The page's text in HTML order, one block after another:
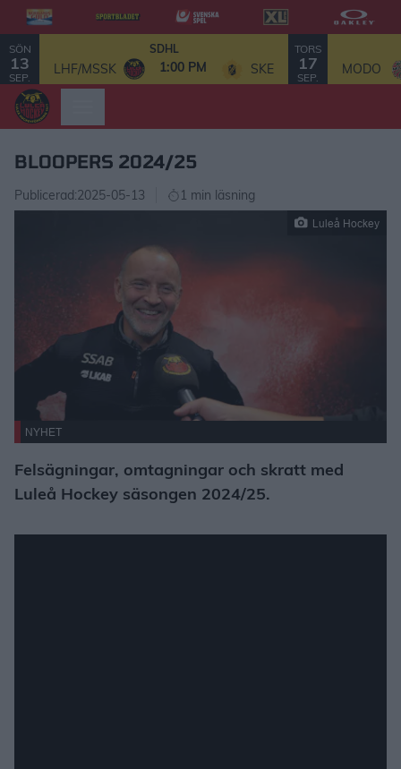
SÖN
13
SEP.
SDHL
LHF/MSSK 1:00 PM SKE
TORS
17
SEP.
MODO
BLOOPERS 2024/25
Publicerad:2025-05-13 1 min läsning
Luleå Hockey
NYHET
Felsägningar, omtagningar och skratt med
Luleå Hockey säsongen 2024/25.